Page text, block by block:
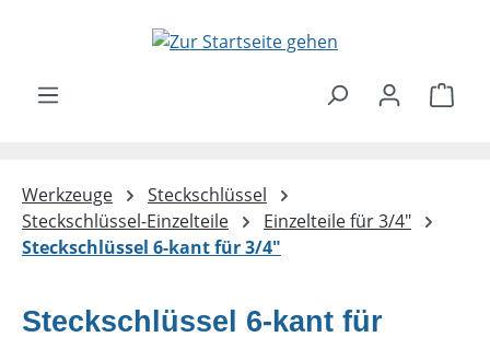
Zum Hauptinhalt springen
Werkzeuge
Steckschlüssel
Steckschlüssel-Einzelteile
Einzelteile für 3/4"
Steckschlüssel 6-kant für 3/4"
Steckschlüssel 6-kant für